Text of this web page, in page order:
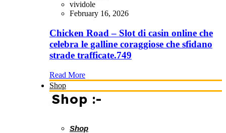
vividole
February 16, 2026
Chicken Road – Slot di casin online che
celebra le galline coraggiose che sfidano
strade trafficate.749
Read More
Shop
Shop :-
Shop